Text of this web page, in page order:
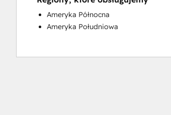
Ameryka Północna
Ameryka Południowa